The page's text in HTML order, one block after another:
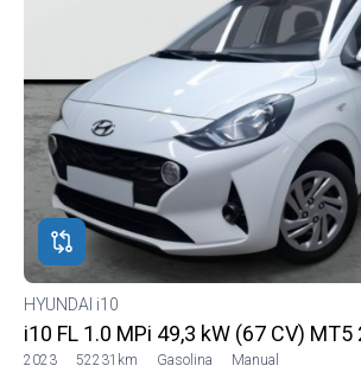
HYUNDAI i10
i10 FL 1.0 MPi 49,3 kW (67 CV)
2023 52231km Gasolina Manual